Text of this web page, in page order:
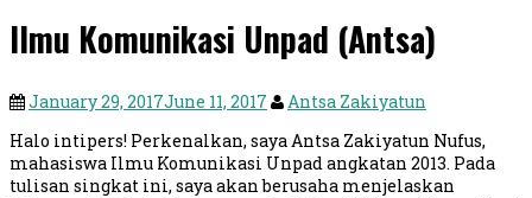
Ilmu Komunikasi Unpad (Antsa)
January 29, 2017June 11, 2017
Antsa Zakiyatun
Halo intipers! Perkenalkan, saya Antsa Zakiyatun Nufus,
mahasiswa Ilmu Komunikasi Unpad angkatan 2013. Pada
tulisan singkat ini, saya akan berusaha menjelaskan